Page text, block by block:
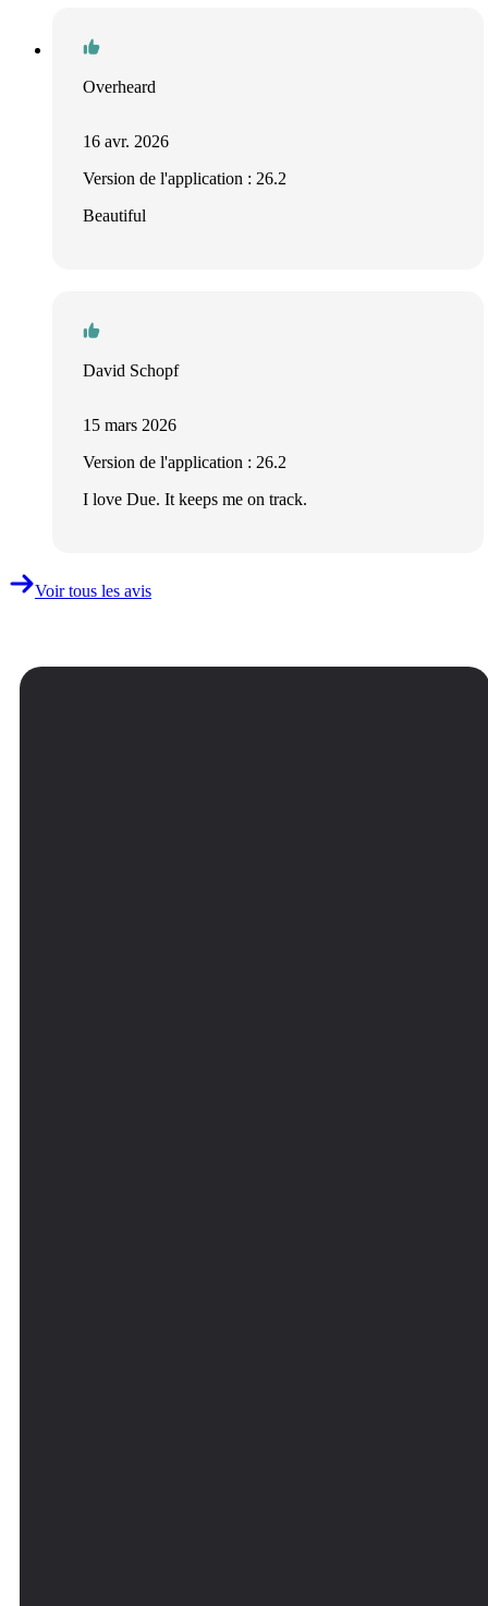
Overheard
16 avr. 2026
Version de l'application : 26.2
Beautiful
David Schopf
15 mars 2026
Version de l'application : 26.2
I love Due. It keeps me on track.
Voir tous les avis